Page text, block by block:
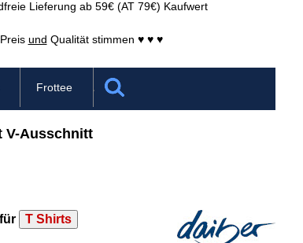
Lieferung ab 59€ (AT 79€) Kaufwert
und Qualität stimmen ♥ ♥ ♥
Frottee
V-Ausschnitt
T Shirts